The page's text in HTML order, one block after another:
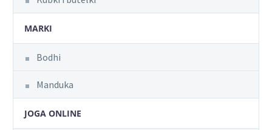
MARKI
Bodhi
Manduka
JOGA ONLINE